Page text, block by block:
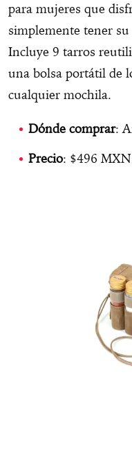
para mujeres que
simplemente tener
Incluye 9 tarros
una bolsa portátil de
cualquier mochila.
Dónde comprar:
Precio: $496 MXN